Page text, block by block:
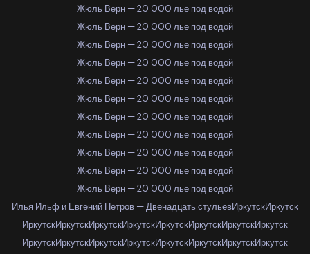
Жюль Верн — 20 000 лье под водой
Жюль Верн — 20 000 лье под водой
Жюль Верн — 20 000 лье под водой
Жюль Верн — 20 000 лье под водой
Жюль Верн — 20 000 лье под водой
Жюль Верн — 20 000 лье под водой
Жюль Верн — 20 000 лье под водой
Жюль Верн — 20 000 лье под водой
Жюль Верн — 20 000 лье под водой
Жюль Верн — 20 000 лье под водой
Жюль Верн — 20 000 лье под водой
Илья Ильф и Евгений Петров — Двенадцать стульевИркутскИркутск
ИркутскИркутскИркутскИркутскИркутскИркутскИркутскИркутск
ИркутскИркутскИркутскИркутскИркутскИркутскИркутскИркутск